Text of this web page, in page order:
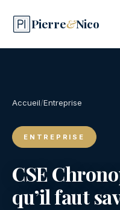
Pierre&Nico
Accueil/Entreprise
ENTREPRISE
CSE
qu’il faut